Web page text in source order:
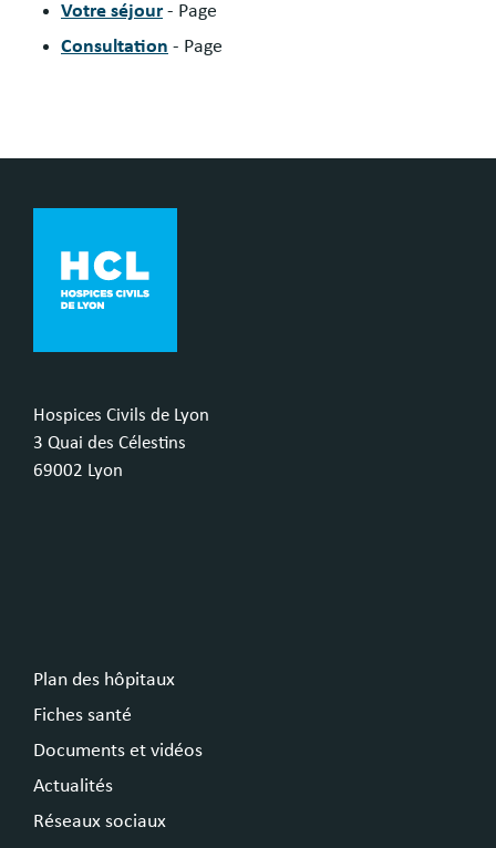
Votre séjour - Page
Consultation - Page
Hospices Civils de Lyon
3 Quai des Célestins
69002 Lyon
Plan des hôpitaux
Fiches santé
Documents et vidéos
Actualités
Réseaux sociaux